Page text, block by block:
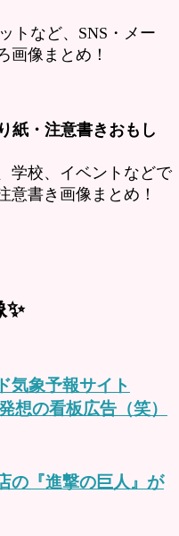
トなど、SNS・メー
画像まとめ！
紙・注意書きおもし
学校、イベントなどで
意書き画像まとめ！
気象予報サイト
想の看板広告（笑）
の『進撃の巨人』が